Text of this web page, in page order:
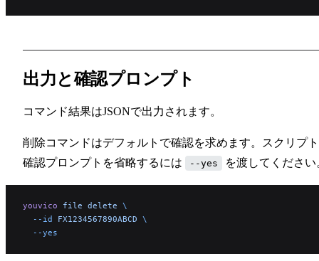
出力と確認プロンプト
コマンド結果はJSONで出力されます。
削除コマンドはデフォルトで確認を求めます。スクリプ
確認プロンプトを省略するには
--yes を渡してください
youvico file delete \
  --id
FX1234567890ABCD \
  --yes